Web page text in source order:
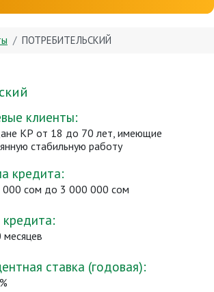
ПОТРЕБИТЕЛЬСКИЙ
клиенты:
КР от 18 до 70 лет, имеющие
стабильную работу
кредита:
сом до 3 000 000 сом
ставка (годовая):